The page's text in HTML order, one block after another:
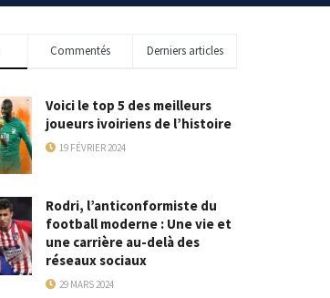
Commentés Derniers articles
Voici le top 5 des meilleurs
joueurs ivoiriens de l’histoire
19 FÉVRIER 2024
Rodri, l’anticonformiste du
football moderne : Une vie et
une carrière au-delà des
réseaux sociaux
29 MARS 2024